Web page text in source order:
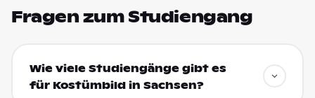
Fragen zum Studiengang
Wie viele Studiengänge gibt es
für Kostümbild in Sachsen?